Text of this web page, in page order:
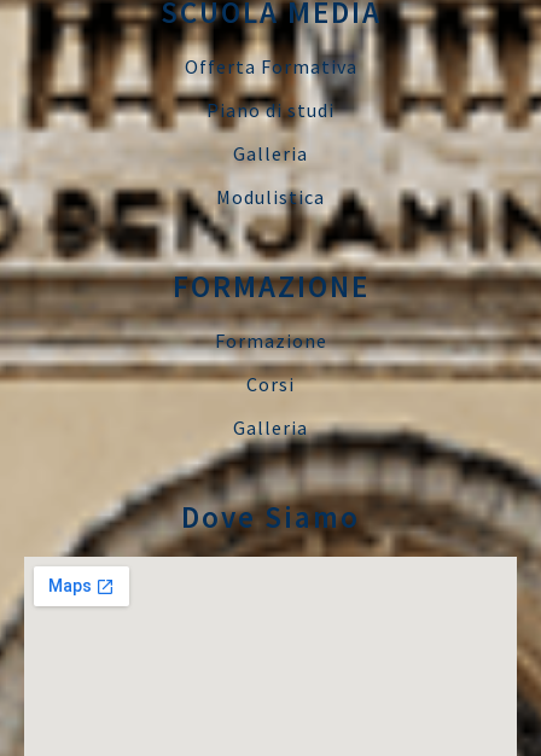
SCUOLA MEDIA
Offerta Formativa
Piano di studi
Galleria
Modulistica
FORMAZIONE
Formazione
Corsi
Galleria
Dove Siamo